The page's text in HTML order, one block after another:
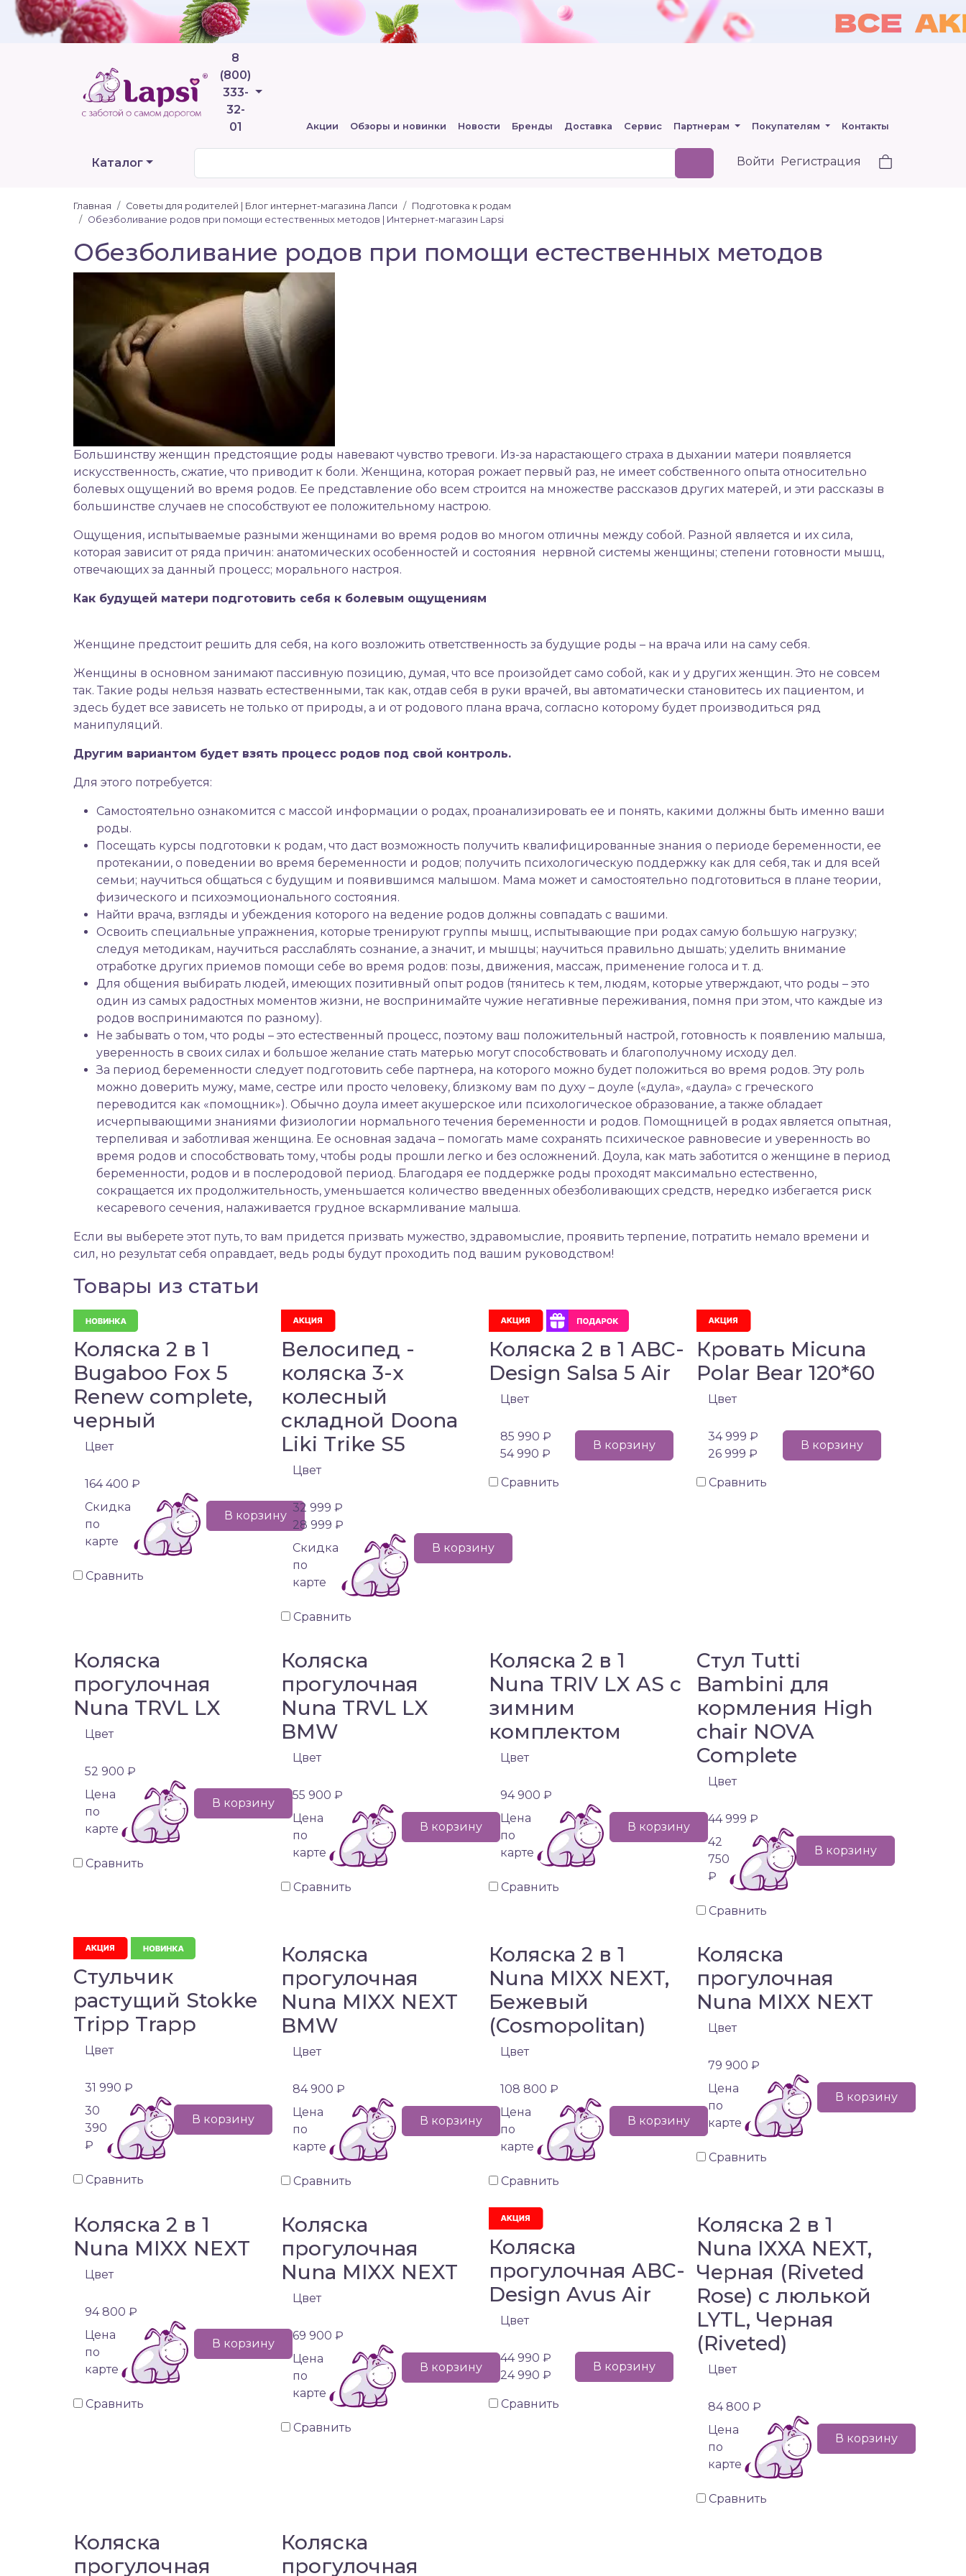
8
(800)
333-
32-
01
Телефоны
Акции Обзоры и новинки Новости Бренды Доставка Сервис Партнерам Покупателям Контакты
Каталог Войти Регистрация
Главная Советы для родителей | Блог интернет-магазина Лапси
Подготовка к родам
Обезболивание родов при помощи естественных методов | Интернет-магазин Lapsi
Обезболивание родов при помощи естественных методов
Большинству женщин предстоящие роды навевают чувство тревоги. Из-за нарастающего страха в дыхании матери появляется
искусственность, сжатие, что приводит к боли. Женщина, которая рожает первый раз, не имеет собственного опыта относительно
болевых ощущений во время родов. Ее представление обо всем строится на множестве рассказов других матерей, и эти рассказы в
большинстве случаев не способствуют ее положительному настрою.
Ощущения, испытываемые разными женщинами во время родов во многом отличны между собой. Разной является и их сила,
которая зависит от ряда причин: анатомических особенностей и состояния нервной системы женщины; степени готовности мышц,
отвечающих за данный процесс; морального настроя.
Как будущей матери подготовить себя к болевым ощущениям
Женщине предстоит решить для себя, на кого возложить ответственность за будущие роды – на врача или на саму себя.
Женщины в основном занимают пассивную позицию, думая, что все произойдет само собой, как и у других женщин. Это не совсем
так. Такие роды нельзя назвать естественными, так как, отдав себя в руки врачей, вы автоматически становитесь их пациентом, и
здесь будет все зависеть не только от природы, а и от родового плана врача, согласно которому будет производиться ряд
манипуляций.
Другим вариантом будет взять процесс родов под свой контроль.
Для этого потребуется:
Самостоятельно ознакомится с массой информации о родах, проанализировать ее и понять, какими должны быть именно ваши
роды.
Посещать курсы подготовки к родам, что даст возможность получить квалифицированные знания о периоде беременности, ее
протекании, о поведении во время беременности и родов; получить психологическую поддержку как для себя, так и для всей
семьи; научиться общаться с будущим и появившимся малышом. Мама может и самостоятельно подготовиться в плане теории,
физического и психоэмоционального состояния.
Найти врача, взгляды и убеждения которого на ведение родов должны совпадать с вашими.
Освоить специальные упражнения, которые тренируют группы мышц, испытывающие при родах самую большую нагрузку;
следуя методикам, научиться расслаблять сознание, а значит, и мышцы; научиться правильно дышать; уделить внимание
отработке других приемов помощи себе во время родов: позы, движения, массаж, применение голоса и т. д.
Для общения выбирать людей, имеющих позитивный опыт родов (тянитесь к тем, людям, которые утверждают, что роды – это
один из самых радостных моментов жизни, не воспринимайте чужие негативные переживания, помня при этом, что каждые из
родов воспринимаются по разному).
Не забывать о том, что роды – это естественный процесс, поэтому ваш положительный настрой, готовность к появлению малыша,
уверенность в своих силах и большое желание стать матерью могут способствовать и благополучному исходу дел.
За период беременности следует подготовить себе партнера, на которого можно будет положиться во время родов. Эту роль
можно доверить мужу, маме, сестре или просто человеку, близкому вам по духу – доуле («дула», «даула» с греческого
переводится как «помощник»). Обычно доула имеет акушерское или психологическое образование, а также обладает
исчерпывающими знаниями физиологии нормального течения беременности и родов. Помощницей в родах является опытная,
терпеливая и заботливая женщина. Ее основная задача – помогать маме сохранять психическое равновесие и уверенность во
время родов и способствовать тому, чтобы роды прошли легко и без осложнений. Доула, как мать заботится о женщине в период
беременности, родов и в послеродовой период. Благодаря ее поддержке роды проходят максимально естественно,
сокращается их продолжительность, уменьшается количество введенных обезболивающих средств, нередко избегается риск
кесаревого сечения, налаживается грудное вскармливание малыша.
Если вы выберете этот путь, то вам придется призвать мужество, здравомыслие, проявить терпение, потратить немало времени и
сил, но результат себя оправдает, ведь роды будут проходить под вашим руководством!
Товары из статьи
Коляска 2 в 1
Bugaboo Fox 5
Renew complete,
черный
Цвет
164 400 ₽
Cкидка
по
карте
В корзину
Сравнить
Велосипед -
коляска 3-х
колесный
складной Doona
Liki Trike S5
Цвет
32 999 ₽
28 999 ₽
Cкидка
по
карте
В корзину
Сравнить
Коляска 2 в 1 ABC-
Design Salsa 5 Air
Цвет
85 990 ₽
54 990 ₽
В корзину
Сравнить
Кровать Micuna
Polar Bear 120*60
Цвет
34 999 ₽
26 999 ₽
В корзину
Сравнить
Коляска
прогулочная
Nuna TRVL LX
Цвет
52 900 ₽
Цена
по
карте
В корзину
Сравнить
Коляска
прогулочная
Nuna TRVL LX
BMW
Цвет
55 900 ₽
Цена
по
карте
В корзину
Сравнить
Коляска 2 в 1
Nuna TRIV LX AS с
зимним
комплектом
Цвет
94 900 ₽
Цена
по
карте
В корзину
Сравнить
Стул Tutti
Bambini для
кормления High
chair NOVA
Complete
Цвет
44 999 ₽
42
750
₽
В корзину
Сравнить
Стульчик
растущий Stokke
Tripp Trapp
Цвет
31 990 ₽
30
390
₽
В корзину
Сравнить
Коляска
прогулочная
Nuna MIXX NEXT
BMW
Цвет
84 900 ₽
Цена
по
карте
В корзину
Сравнить
Коляска 2 в 1
Nuna MIXX NEXT,
Бежевый
(Cosmopolitan)
Цвет
108 800 ₽
Цена
по
карте
В корзину
Сравнить
Коляска
прогулочная
Nuna MIXX NEXT
Цвет
79 900 ₽
Цена
по
карте
В корзину
Сравнить
Коляска 2 в 1
Nuna MIXX NEXT
Цвет
94 800 ₽
Цена
по
карте
В корзину
Сравнить
Коляска
прогулочная
Nuna MIXX NEXT
Цвет
69 900 ₽
Цена
по
карте
В корзину
Сравнить
Коляска
прогулочная ABC-
Design Avus Air
Цвет
44 990 ₽
24 990 ₽
В корзину
Сравнить
Коляска 2 в 1
Nuna IXXA NEXT,
Черная (Riveted
Rose) с люлькой
LYTL, Черная
(Riveted)
Цвет
84 800 ₽
Цена
по
карте
В корзину
Сравнить
Коляска
прогулочная
Коляска
прогулочная